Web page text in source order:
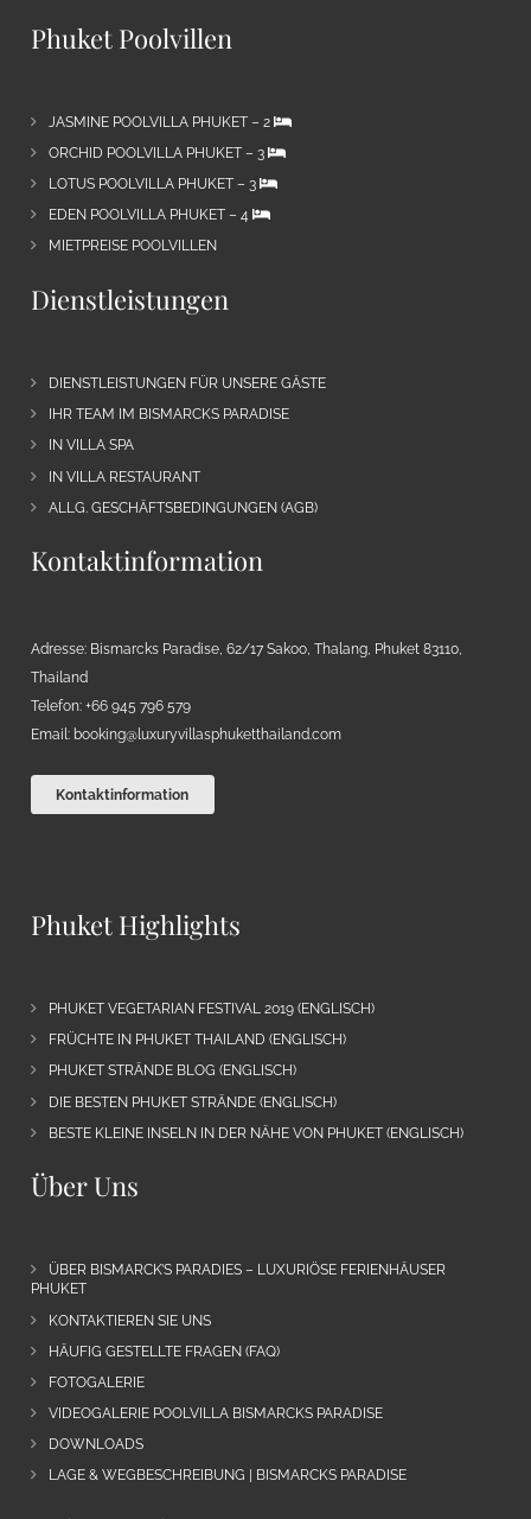
Phuket Poolvillen
JASMINE POOLVILLA PHUKET – 2
ORCHID POOLVILLA PHUKET – 3
LOTUS POOLVILLA PHUKET – 3
EDEN POOLVILLA PHUKET – 4
MIETPREISE POOLVILLEN
Dienstleistungen
DIENSTLEISTUNGEN FÜR UNSERE GÄSTE
IHR TEAM IM BISMARCKS PARADISE
IN VILLA SPA
IN VILLA RESTAURANT
ALLG. GESCHÄFTSBEDINGUNGEN (AGB)
Kontaktinformation
Adresse: Bismarcks Paradise, 62/17 Sakoo, Thalang, Phuket 83110,
Thailand
Telefon: +66 945 796 579
Email: booking@luxuryvillasphuketthailand.com
Kontaktinformation
Phuket Highlights
PHUKET VEGETARIAN FESTIVAL 2019 (ENGLISCH)
FRÜCHTE IN PHUKET THAILAND (ENGLISCH)
PHUKET STRÄNDE BLOG (ENGLISCH)
DIE BESTEN PHUKET STRÄNDE (ENGLISCH)
BESTE KLEINE INSELN IN DER NÄHE VON PHUKET (ENGLISCH)
Über Uns
ÜBER BISMARCK’S PARADIES – LUXURIÖSE FERIENHÄUSER
PHUKET
KONTAKTIEREN SIE UNS
HÄUFIG GESTELLTE FRAGEN (FAQ)
FOTOGALERIE
VIDEOGALERIE POOLVILLA BISMARCKS PARADISE
DOWNLOADS
LAGE & WEGBESCHREIBUNG | BISMARCKS PARADISE